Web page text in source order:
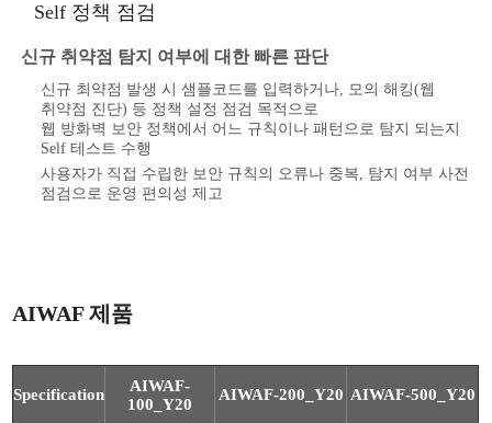
Self 정책 점검
신규 취약점 탐지 여부에 대한 빠른 판단
신규 최약점 발생 시 샘플코드를 입력하거나, 모의 해킹(웹
취약점 진단) 등 정책 설정 점검 목적으로
웹 방화벽 보안 정책에서 어느 규칙이나 패턴으로 탐지 되는지
Self 테스트 수행
사용자가 직접 수립한 보안 규칙의 오류나 중복, 탐지 여부 사전
점검으로 운영 편의성 제고
AIWAF 제품
Specification
AIWAF-
100_Y20
AIWAF-200_Y20 AIWAF-500_Y20